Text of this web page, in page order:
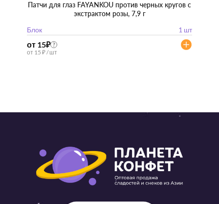
Патчи для глаз FAYANKOU против черных кругов с
экстрактом розы, 7,9 г
Блок
1 шт
от 15₽ ?
от 15 ₽ / шт